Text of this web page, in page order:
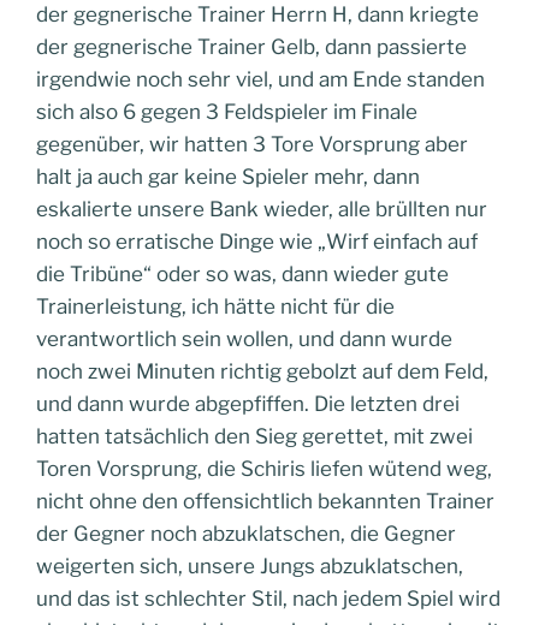
der gegnerische Trainer Herrn H, dann kriegte
der gegnerische Trainer Gelb, dann passierte
irgendwie noch sehr viel, und am Ende standen
sich also 6 gegen 3 Feldspieler im Finale
gegenüber, wir hatten 3 Tore Vorsprung aber
halt ja auch gar keine Spieler mehr, dann
eskalierte unsere Bank wieder, alle brüllten nur
noch so erratische Dinge wie „Wirf einfach auf
die Tribüne“ oder so was, dann wieder gute
Trainerleistung, ich hätte nicht für die
verantwortlich sein wollen, und dann wurde
noch zwei Minuten richtig gebolzt auf dem Feld,
und dann wurde abgepfiffen. Die letzten drei
hatten tatsächlich den Sieg gerettet, mit zwei
Toren Vorsprung, die Schiris liefen wütend weg,
nicht ohne den offensichtlich bekannten Trainer
der Gegner noch abzuklatschen, die Gegner
weigerten sich, unsere Jungs abzuklatschen,
und das ist schlechter Stil, nach jedem Spiel wird